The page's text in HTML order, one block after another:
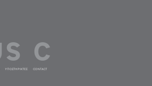
ΥΠΟΣΤΗΡΙΚΤΕΣ CONTACT